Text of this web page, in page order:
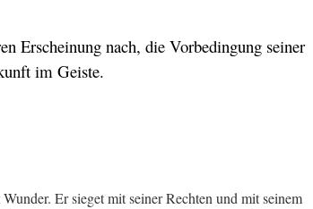
Erscheinung nach, die Vorbedingung seiner
im Geiste.
Er sieget mit seiner Rechten und mit seinem